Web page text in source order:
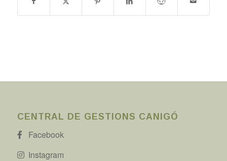
CENTRAL DE GESTIONS CANIGÓ
Facebook
Instagram